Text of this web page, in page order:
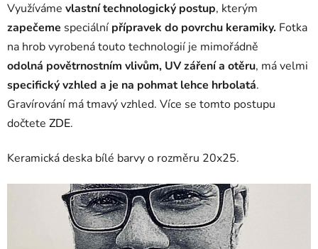
Využíváme vlastní technologický postup, kterým
zapečeme speciální přípravek do povrchu keramiky. Fotka
na hrob vyrobená touto technologií je mimořádně
odolná povětrnostním vlivům, UV záření a otěru, má velmi
specifický vzhled a je na pohmat lehce hrbolatá.
Gravírování má tmavý vzhled. Více se tomto postupu
dočtete ZDE.
Keramická deska bílé barvy o rozměru 20x25.